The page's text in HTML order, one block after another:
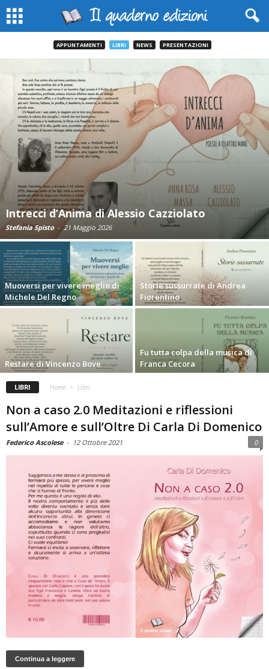
APPUNTAMENTI LIBRI NEWS PRESENTAZIONI
Intrecci d’Anima di Alessio Cazziolato
Stefania Spisto - 21 Maggio 2026
Muoversi per vivere meglio di
Michele Del Regno
Storie sussurrate di Andrea
Fiorentino
Restare di Vincenzo Bove
Fu tutta colpa della musica di
Franca Cecora
LIBRI Home Libri
Non a caso 2.0 Meditazioni e riflessioni
sull’Amore e sull’Oltre Di Carla Di Domenico
Federico Ascolese - 12 Ottobre 2021 0
Continua a leggere